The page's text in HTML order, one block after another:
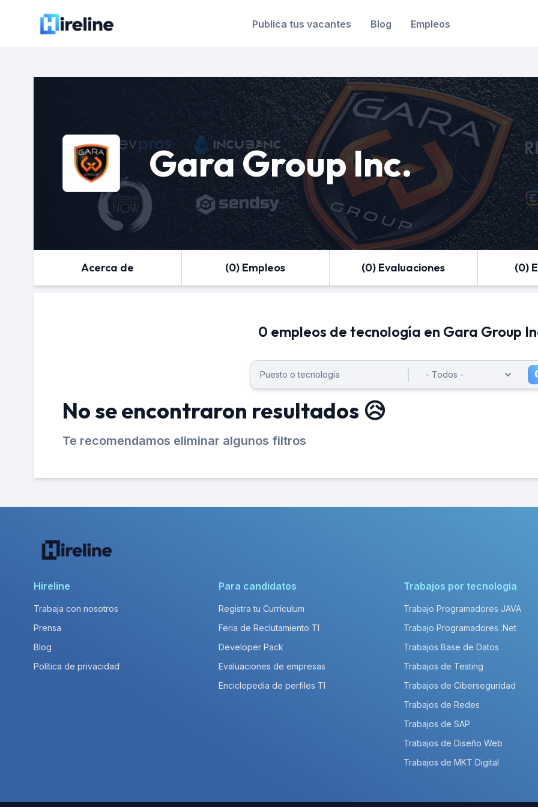
Publica tus vacantes Blog Empleos
Gara Group Inc.
Acerca de (0) Empleos (0) Evaluaciones (0)
0 empleos de tecnología en Gara Group
No se encontraron resultados 😥
Te recomendamos eliminar algunos filtros
Hireline
Trabaja con nosotros
Prensa
Blog
Política de privacidad
Para candidatos
Registra tu Currículum
Feria de Reclutamiento TI
Developer Pack
Evaluaciones de empresas
Enciclopedia de perfiles TI
Trabajos por tecnología
Trabajo Programadores JAVA
Trabajo Programadores .Net
Trabajos Base de Datos
Trabajos de Testing
Trabajos de Ciberseguridad
Trabajos de Redes
Trabajos de SAP
Trabajos de Diseño Web
Trabajos de MKT Digital